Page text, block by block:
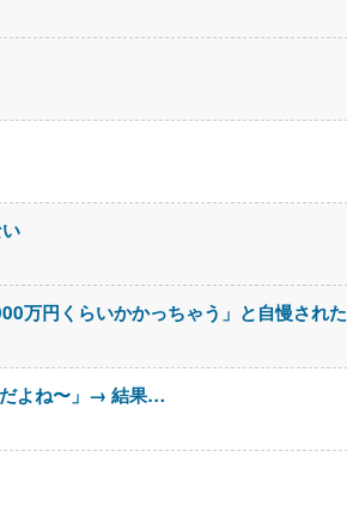
万円くらいかかっちゃう」と自慢された
だよね〜」→ 結果…